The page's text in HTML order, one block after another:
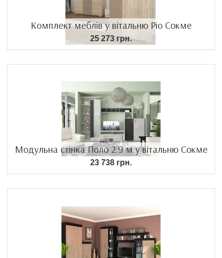
Комплект меблів у вітальню Ріо Сокме
25 273 грн.
Модульна стінка Поло 2.9 м у вітальню Сокме
23 738 грн.